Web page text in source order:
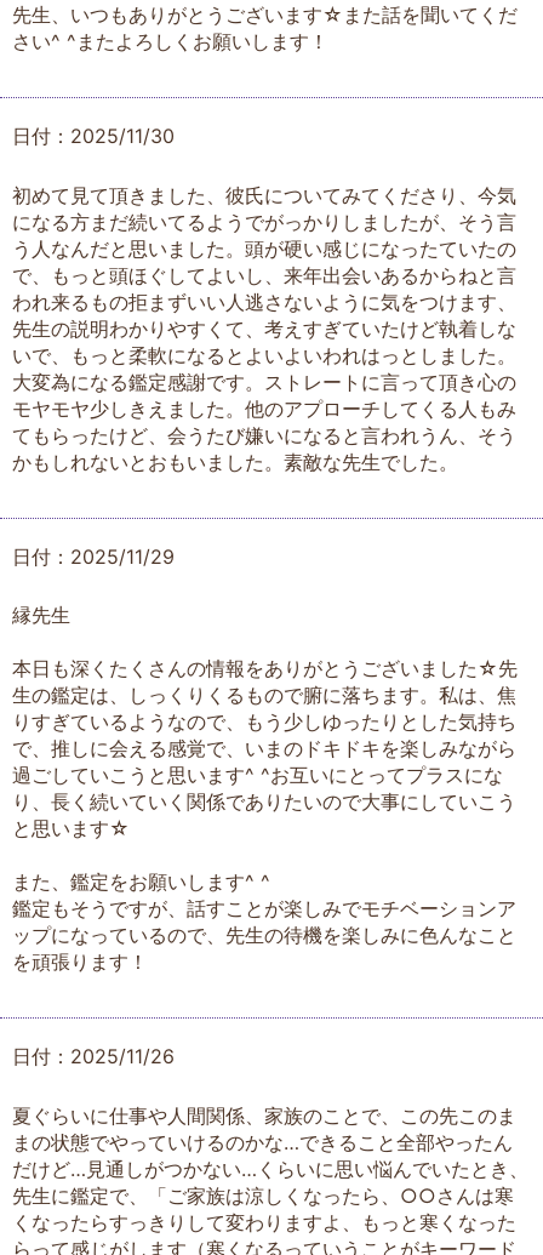
先生、いつもありがとうございます☆また話を聞いてくだ
さい^ ^またよろしくお願いします！
日付：2025/11/30
初めて見て頂きました、彼氏についてみてくださり、今気
になる方まだ続いてるようでがっかりしましたが、そう言
う人なんだと思いました。頭が硬い感じになったていたの
で、もっと頭ほぐしてよいし、来年出会いあるからねと言
われ来るもの拒まずいい人逃さないように気をつけます、
先生の説明わかりやすくて、考えすぎていたけど執着しな
いで、もっと柔軟になるとよいよいわれはっとしました。
大変為になる鑑定感謝です。ストレートに言って頂き心の
モヤモヤ少しきえました。他のアプローチしてくる人もみ
てもらったけど、会うたび嫌いになると言われうん、そう
かもしれないとおもいました。素敵な先生でした。
日付：2025/11/29
縁先生
本日も深くたくさんの情報をありがとうございました☆先
生の鑑定は、しっくりくるもので腑に落ちます。私は、焦
りすぎているようなので、もう少しゆったりとした気持ち
で、推しに会える感覚で、いまのドキドキを楽しみながら
過ごしていこうと思います^ ^お互いにとってプラスにな
り、長く続いていく関係でありたいので大事にしていこう
と思います☆
また、鑑定をお願いします^ ^
鑑定もそうですが、話すことが楽しみでモチベーションア
ップになっているので、先生の待機を楽しみに色んなこと
を頑張ります！
日付：2025/11/26
夏ぐらいに仕事や人間関係、家族のことで、この先このま
まの状態でやっていけるのかな…できること全部やったん
だけど…見通しがつかない…くらいに思い悩んでいたとき、
先生に鑑定で、「ご家族は涼しくなったら、○○さんは寒
くなったらすっきりして変わりますよ、もっと寒くなった
らって感じがします（寒くなるっていうことがキーワード